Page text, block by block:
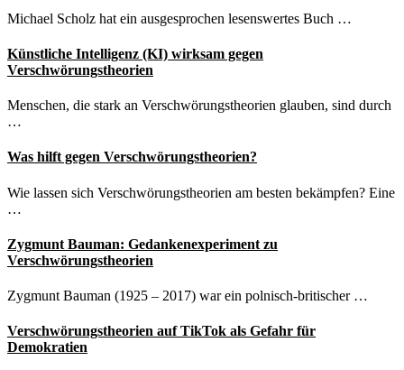
lassen“
Michael Scholz hat ein ausgesprochen lesenswertes Buch …
Künstliche Intelligenz (KI) wirksam gegen
Verschwörungstheorien
Menschen, die stark an Verschwörungstheorien glauben, sind durch
…
Was hilft gegen Verschwörungstheorien?
Wie lassen sich Verschwörungstheorien am besten bekämpfen? Eine
…
Zygmunt Bauman: Gedankenexperiment zu
Verschwörungstheorien
Zygmunt Bauman (1925 – 2017) war ein polnisch-britischer …
Verschwörungstheorien auf TikTok als Gefahr für
Demokratien